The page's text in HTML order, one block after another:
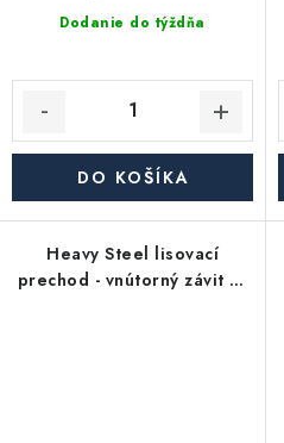
Dodanie do týždňa
DO KOŠÍKA
Heavy Steel lisovací
prechod - vnútorný závit FF